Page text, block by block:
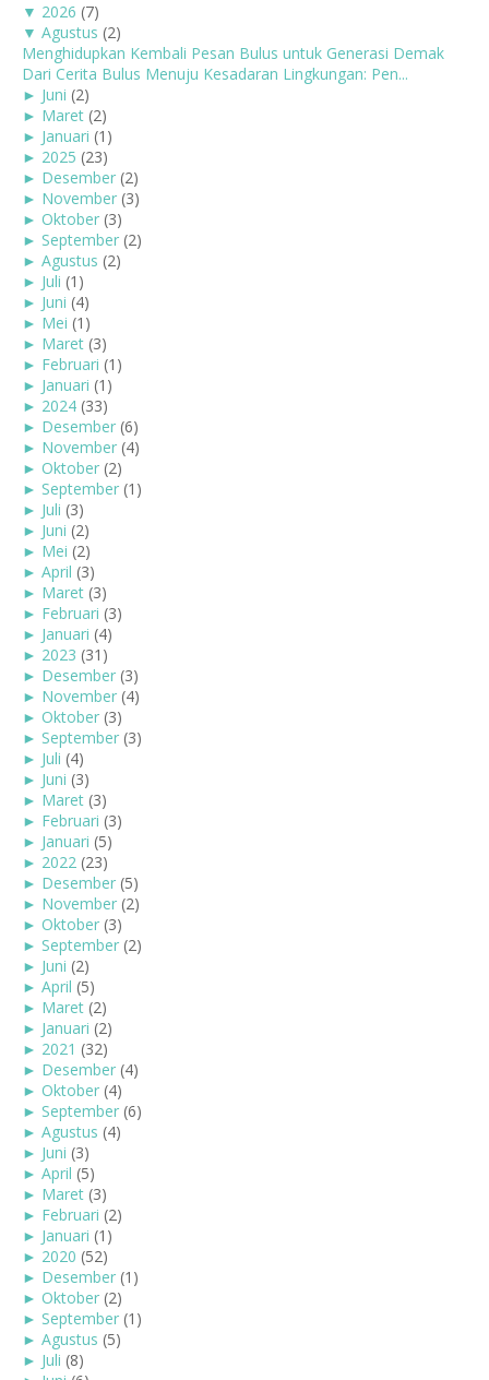
▼ 2026 (7)
▼ Agustus (2)
Menghidupkan Kembali Pesan Bulus untuk Generasi Demak
Dari Cerita Bulus Menuju Kesadaran Lingkungan: Pen...
► Juni (2)
► Maret (2)
► Januari (1)
► 2025 (23)
► Desember (2)
► November (3)
► Oktober (3)
► September (2)
► Agustus (2)
► Juli (1)
► Juni (4)
► Mei (1)
► Maret (3)
► Februari (1)
► Januari (1)
► 2024 (33)
► Desember (6)
► November (4)
► Oktober (2)
► September (1)
► Juli (3)
► Juni (2)
► Mei (2)
► April (3)
► Maret (3)
► Februari (3)
► Januari (4)
► 2023 (31)
► Desember (3)
► November (4)
► Oktober (3)
► September (3)
► Juli (4)
► Juni (3)
► Maret (3)
► Februari (3)
► Januari (5)
► 2022 (23)
► Desember (5)
► November (2)
► Oktober (3)
► September (2)
► Juni (2)
► April (5)
► Maret (2)
► Januari (2)
► 2021 (32)
► Desember (4)
► Oktober (4)
► September (6)
► Agustus (4)
► Juni (3)
► April (5)
► Maret (3)
► Februari (2)
► Januari (1)
► 2020 (52)
► Desember (1)
► Oktober (2)
► September (1)
► Agustus (5)
► Juli (8)